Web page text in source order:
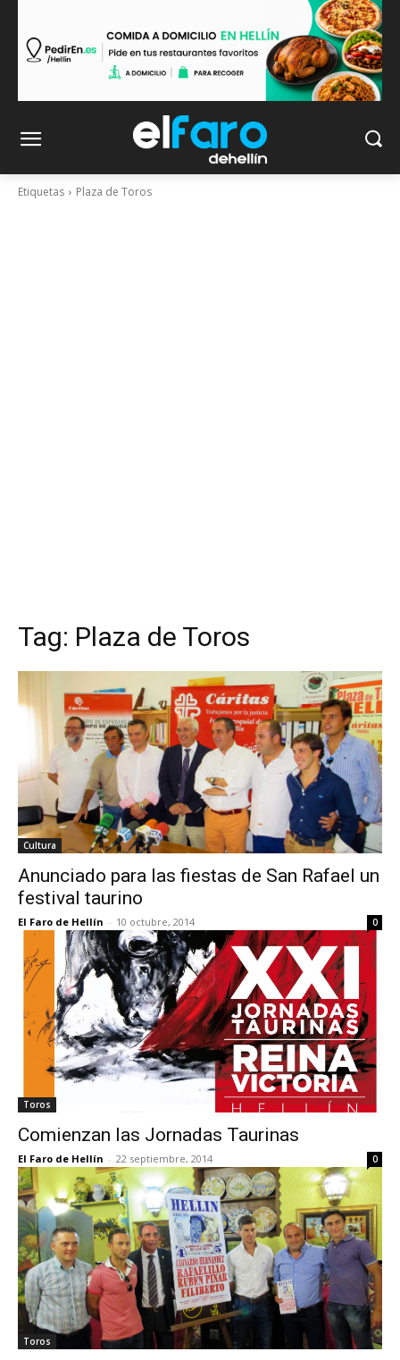
Etiquetas Plaza de Toros
Tag: Plaza de Toros
Cultura
Anunciado para las fiestas de San Rafael un
festival taurino
El Faro de Hellín - 10 octubre, 2014 0
Toros
Comienzan las Jornadas Taurinas
El Faro de Hellín - 22 septiembre, 2014 0
Toros